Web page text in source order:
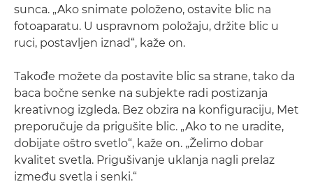
sunca. „Ako snimate položeno, ostavite blic na
fotoaparatu. U uspravnom položaju, držite blic u
ruci, postavljen iznad“, kaže on.
Takođe možete da postavite blic sa strane, tako da
baca bočne senke na subjekte radi postizanja
kreativnog izgleda. Bez obzira na konfiguraciju, Met
preporučuje da prigušite blic. „Ako to ne uradite,
dobijate oštro svetlo“, kaže on. „Želimo dobar
kvalitet svetla. Prigušivanje uklanja nagli prelaz
između svetla i senki.“